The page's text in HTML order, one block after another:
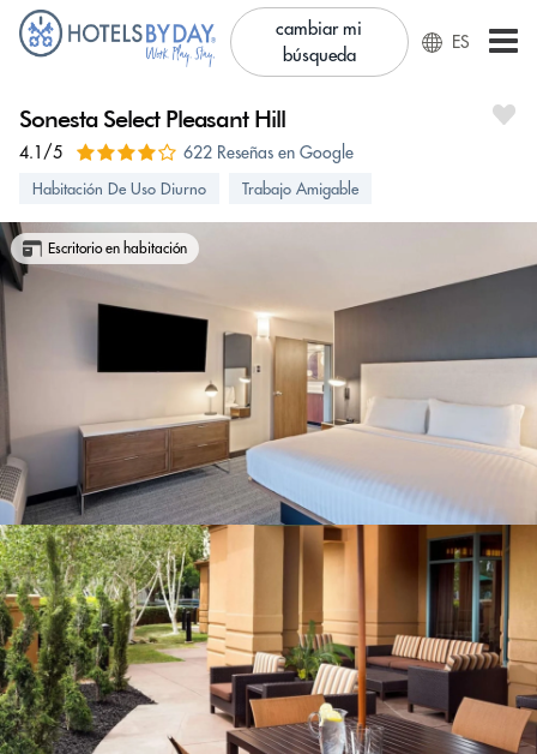
cambiar mi
búsqueda
ES
Sonesta Select Pleasant Hill
4.1/5 622 Reseñas en Google
Habitación De Uso Diurno Trabajo Amigable
Escritorio en habitación